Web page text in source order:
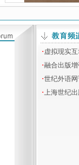
·虚拟现实
·融合出版
·世纪外语
·上海世纪